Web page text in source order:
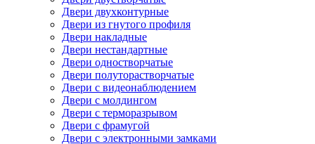
Двери двухконтурные
Двери из гнутого профиля
Двери накладные
Двери нестандартные
Двери одностворчатые
Двери полуторастворчатые
Двери с видеонаблюдением
Двери с молдингом
Двери с терморазрывом
Двери с фрамугой
Двери с электронными замками